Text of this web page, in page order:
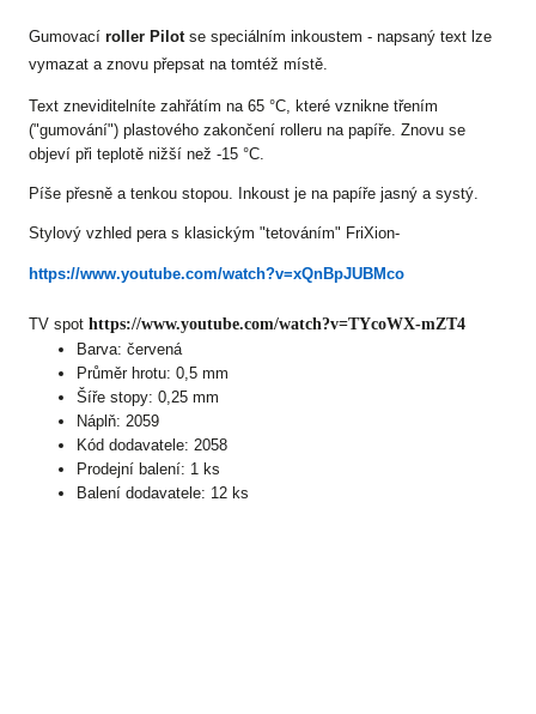
Gumovací roller Pilotse speciálním inkoustem - napsaný text lze
vymazat a znovu přepsat na tomtéž místě.
Text zneviditelníte zahřátím na 65 °C, které vznikne třením
("gumování") plastového zakončení rolleru na papíře. Znovu se
objeví při teplotě nižší než -15 °C.
Píše přesně a tenkou stopou. Inkoust je na papíře jasný a systý.
Stylový vzhled pera s klasickým "tetováním" FriXion-
https://www.youtube.com/watch?v=xQnBpJUBMco
TV spot https://www.youtube.com/watch?v=TYcoWX-mZT4
Barva: červená
Průměr hrotu: 0,5 mm
Šíře stopy: 0,25 mm
Náplň: 2059
Kód dodavatele: 2058
Prodejní balení: 1 ks
Balení dodavatele: 12 ks